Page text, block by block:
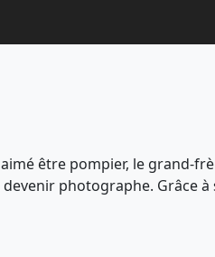
être pompier, le grand-
photographe. Grâce